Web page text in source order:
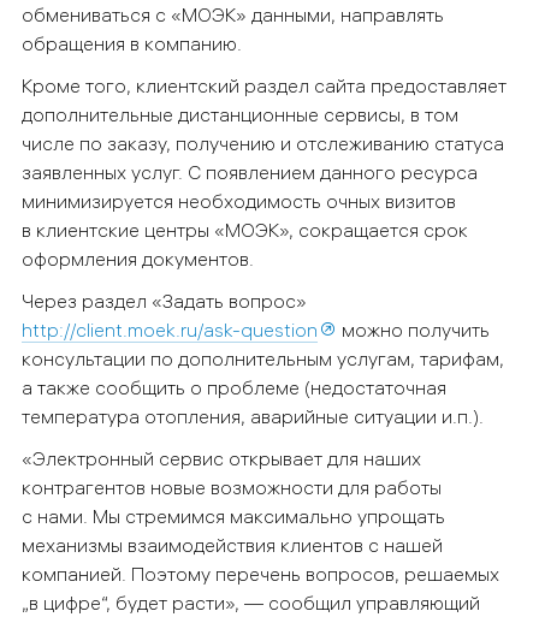
обмениваться с «МОЭК» данными, направлять
обращения в компанию.
Кроме того, клиентский раздел сайта предоставляет
дополнительные дистанционные сервисы, в том
числе по заказу, получению и отслеживанию статуса
заявленных услуг. С появлением данного ресурса
минимизируется необходимость очных визитов
в клиентские центры «МОЭК», сокращается срок
оформления документов.
Через раздел «Задать вопрос»
http://client.moek.ru/ask-question
можно получить
консультации по дополнительным услугам, тарифам,
а также сообщить о проблеме (недостаточная
температура отопления, аварийные ситуации и.п.).
«Электронный сервис открывает для наших
контрагентов новые возможности для работы
с нами. Мы стремимся максимально упрощать
механизмы взаимодействия клиентов с нашей
компанией. Поэтому перечень вопросов, решаемых
„в цифре“, будет расти», — сообщил управляющий